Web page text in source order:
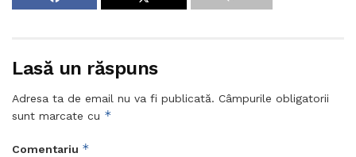
Lasă un răspuns
Adresa ta de email nu va fi publicată. Câmpurile obligatorii
sunt marcate cu *
Comentariu *